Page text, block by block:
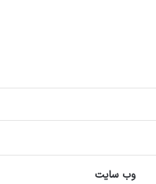
وب‌ سایت